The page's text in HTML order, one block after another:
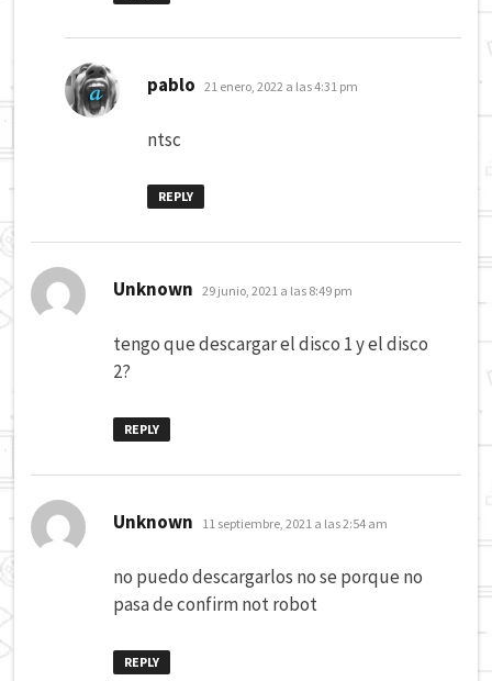
pablo dice:
21 enero, 2022 a las 4:31 pm
ntsc
REPLY
Unknown dice:
29 junio, 2021 a las 8:49 pm
tengo que descargar el disco 1 y el disco
2?
REPLY
Unknown dice:
11 septiembre, 2021 a las 2:54 am
no puedo descargarlos no se porque no
pasa de confirm not robot
REPLY